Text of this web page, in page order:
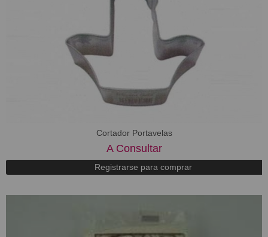
Cortador Portavelas
A Consultar
Registrarse para comprar